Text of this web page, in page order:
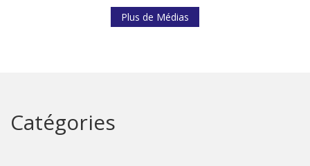
Plus de Médias
Catégories